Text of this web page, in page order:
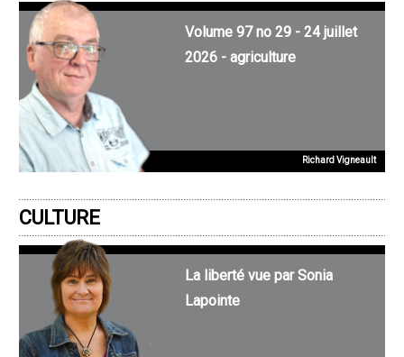
Volume 97 no 29 - 24 juillet
2026 - agriculture
Richard Vigneault
CULTURE
La liberté vue par Sonia
Lapointe